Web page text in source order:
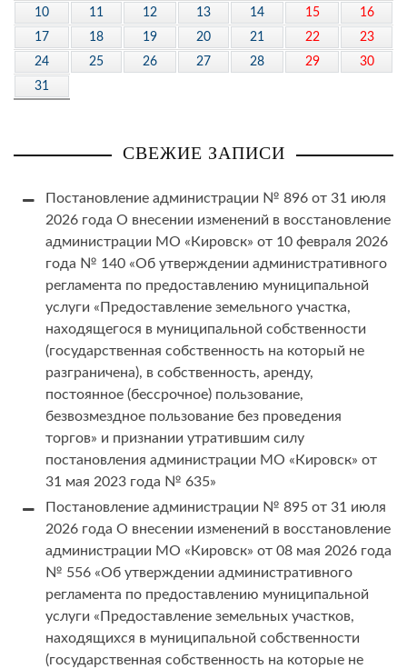
10
11 12 13 14 15
16
17
18 19 20 21 22
23
24
25 26 27 28 29
30
31
СВЕЖИЕ ЗАПИСИ
Постановление администрации № 896 от 31 июля
2026 года О внесении изменений в восстановление
администрации МО «Кировск» от 10 февраля 2026
года № 140 «Об утверждении административного
регламента по предоставлению муниципальной
услуги «Предоставление земельного участка,
находящегося в муниципальной собственности
(государственная собственность на который не
разграничена), в собственность, аренду,
постоянное (бессрочное) пользование,
безвозмездное пользование без проведения
торгов» и признании утратившим силу
постановления администрации МО «Кировск» от
31 мая 2023 года № 635»
Постановление администрации № 895 от 31 июля
2026 года О внесении изменений в восстановление
администрации МО «Кировск» от 08 мая 2026 года
№ 556 «Об утверждении административного
регламента по предоставлению муниципальной
услуги «Предоставление земельных участков,
находящихся в муниципальной собственности
(государственная собственность на которые не